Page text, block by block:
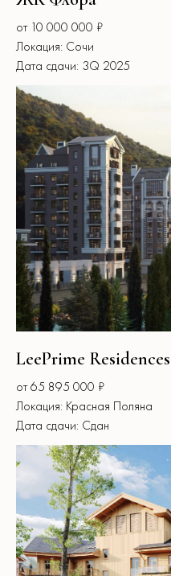
от 10 000 000 ₽
Локация: Сочи
Дата сдачи: 3Q 2025
LeePrime Residences
от 65 895 000 ₽
Локация: Красная Поляна
Дата сдачи: Сдан